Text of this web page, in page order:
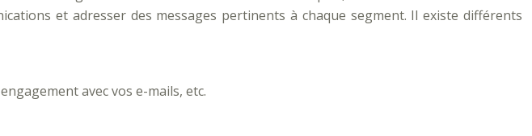
et adresser des messages pertinents à chaque segment. Il existe différents
avec vos e-mails, etc.